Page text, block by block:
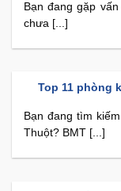
Bạn đang gặp
chưa [...]
Top 11 phòng
Bạn đang tìm
Thuột? BMT [...]